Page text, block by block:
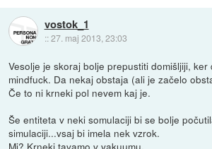
vostok_1
::27. maj 2013, 23:03
Vesolje je skoraj bolje prepustiti domišljiji,
mindfuck. Da nekaj obstaja (ali je začelo
Če to ni krneki pol nevem kaj je.
Še entiteta v neki somulaciji bi se bolje
simulaciji...vsaj bi imela nek vzrok.